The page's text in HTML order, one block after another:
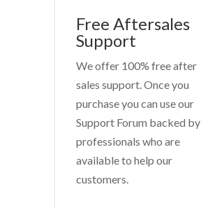
Free Aftersales
Support
We offer 100% free after
sales support. Once you
purchase you can use our
Support Forum backed by
professionals who are
available to help our
customers.